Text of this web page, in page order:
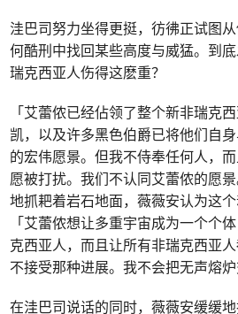
洼巴司努力坐得更挺，彷彿正试图
何酷刑中找回某些高度与威猛。到
瑞克西亚人伤得这麽重？
「艾蕾侬已经佔领了整个新非瑞克
凯，以及许多黑色伯爵已将他们自
的宏伟愿景。但我不侍奉任何人，
愿被打扰。我们不认同艾蕾侬的愿
地抓耙着岩石地面，薇薇安认为这个
「艾蕾侬想让多重宇宙成为一个个
克西亚人，而且让所有非瑞克西亚
不接受那种进展。我不会把无声熔炉
在洼巴司说话的同时，薇薇安缓缓